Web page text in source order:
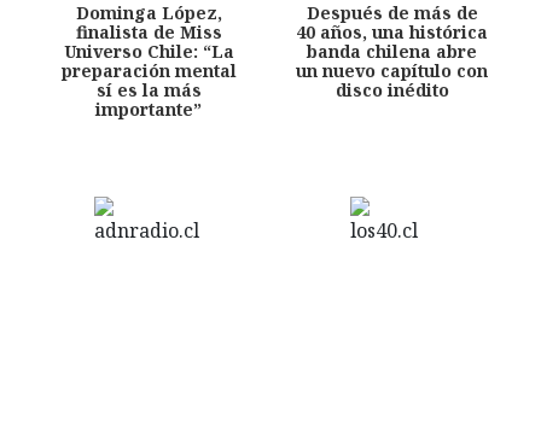
Dominga López,
finalista de Miss
Universo Chile: “La
preparación mental
sí es la más
importante”
Después de más de
40 años, una histórica
banda chilena abre
un nuevo capítulo con
disco inédito